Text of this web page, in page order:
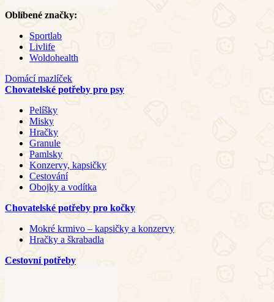
Oblíbené značky:
Sportlab
Livlife
Woldohealth
Domácí mazlíček
Chovatelské potřeby pro psy
Pelíšky
Misky
Hračky
Granule
Pamlsky
Konzervy, kapsičky
Cestování
Obojky a vodítka
Chovatelské potřeby pro kočky
Mokré krmivo – kapsičky a konzervy
Hračky a škrabadla
Cestovní potřeby